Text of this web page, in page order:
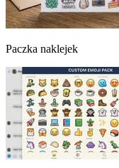
Paczka naklejek